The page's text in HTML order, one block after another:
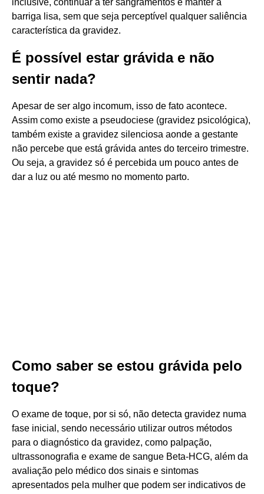
inclusive, continuar a ter sangramentos e manter a
barriga lisa, sem que seja perceptível qualquer saliência
característica da gravidez.
É possível estar grávida e não
sentir nada?
Apesar de ser algo incomum, isso de fato acontece.
Assim como existe a pseudociese (gravidez psicológica),
também existe a gravidez silenciosa aonde a gestante
não percebe que está grávida antes do terceiro trimestre.
Ou seja, a gravidez só é percebida um pouco antes de
dar a luz ou até mesmo no momento parto.
Como saber se estou grávida pelo
toque?
O exame de toque, por si só, não detecta gravidez numa
fase inicial, sendo necessário utilizar outros métodos
para o diagnóstico da gravidez, como palpação,
ultrassonografia e exame de sangue Beta-HCG, além da
avaliação pelo médico dos sinais e sintomas
apresentados pela mulher que podem ser indicativos de